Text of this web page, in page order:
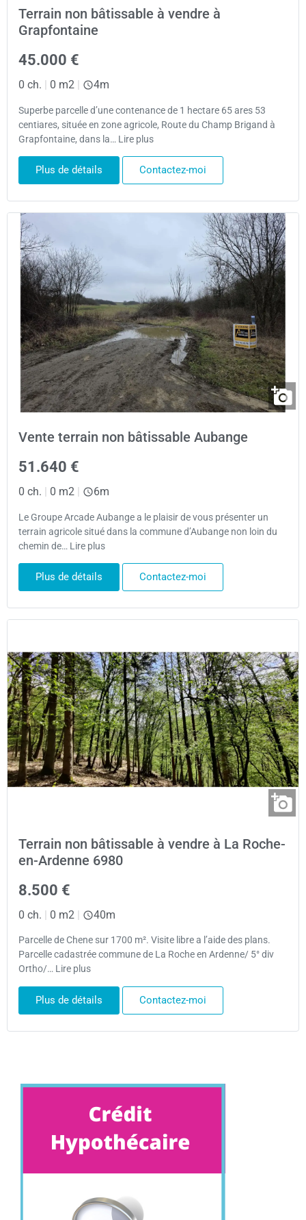
Terrain non bâtissable à vendre à
Grapfontaine
45.000 €
0 ch. 0 m2 4m
Superbe parcelle d’une contenance de 1 hectare 65 ares 53
centiares, située en zone agricole, Route du Champ Brigand à
Grapfontaine, dans la… Lire plus
Plus de détails Contactez-moi
Vente terrain non bâtissable Aubange
51.640 €
0 ch. 0 m2 6m
Le Groupe Arcade Aubange a le plaisir de vous présenter un
terrain agricole situé dans la commune d’Aubange non loin du
chemin de… Lire plus
Plus de détails Contactez-moi
Terrain non bâtissable à vendre à La Roche-
en-Ardenne 6980
8.500 €
0 ch. | 0 m2 | 40m
Parcelle de Chene sur 1700 m². Visite libre a l’aide des plans.
Parcelle cadastrée commune de La Roche en Ardenne/ 5° div
Ortho/… Lire plus
Plus de détails Contactez-moi